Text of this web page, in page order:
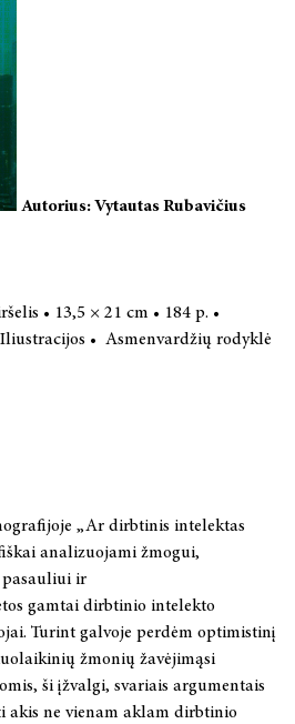
IR MEDIJOS
TYRIMAI
Autorius: Vytautas Rubavičius
• 13,5 × 21 cm • 184 p. •
• Asmenvardžių rodyklė
„Ar dirbtinis intelektas
analizuojami žmogui,
pasauliui ir
gamtai dirbtinio intelekto
Turint galvoje perdėm optimistinį
žmonių žavėjimąsi
ši įžvalgi, svariais argumentais
akis ne vienam aklam dirbtinio